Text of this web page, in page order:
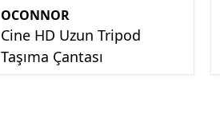
OCONNOR
Cine HD Uzun Tripod
Taşıma Çantası